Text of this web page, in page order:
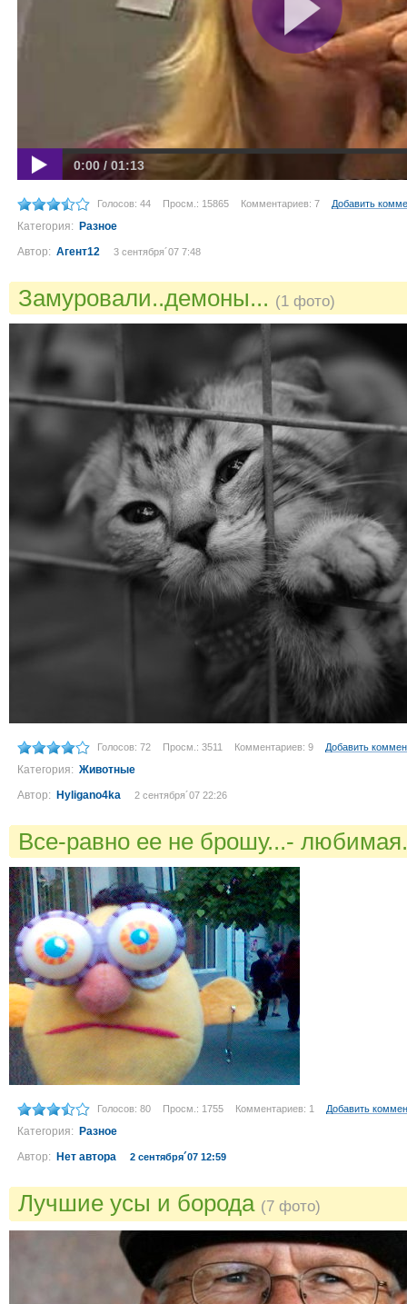
0:00 / 01:13
Голосов: 44 Просм.: 15865 Комментариев: 7 Добавить
Категория: Разное
Автор: Агент12 3 сентября´07 7:48
Замуровали..демоны... (1 фото)
Голосов: 72 Просм.: 3511 Комментариев: 9 Добавить
Категория: Животные
Автор: Hyligano4ka 2 сентября´07 22:26
Все-равно ее не брошу...-
Голосов: 80 Просм.: 1755 Комментариев: 1 Добавить
Категория: Разное
Автор: Нет автора 2 сентября´07 12:59
Лучшие усы и борода (7 фото)